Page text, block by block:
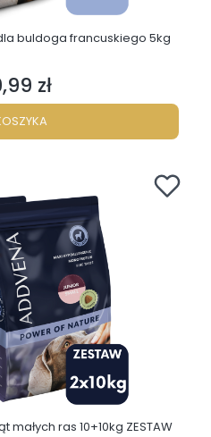
dla buldoga francuskiego 5kg
zł
małych ras 10+10kg ZESTAW